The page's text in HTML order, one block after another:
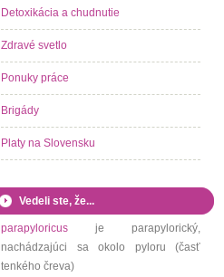
Detoxikácia a chudnutie
Zdravé svetlo
Ponuky práce
Brigády
Platy na Slovensku
Vedeli ste, že...
parapyloricus je parapylorický,
nachádzajúci sa okolo pyloru (časť
tenkého čreva)